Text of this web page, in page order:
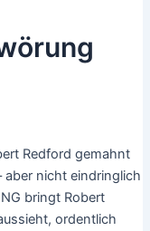
Redford gemahnt
aber nicht eindringlich
bringt Robert
ordentlich